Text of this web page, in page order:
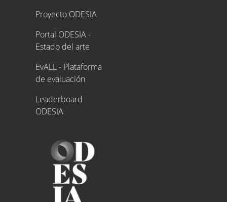
Proyecto ODESIA
Proyecto ODESIA
Portal ODESIA -
Estado del arte
EvALL - Plataforma
de evaluación
Leaderboard
ODESIA